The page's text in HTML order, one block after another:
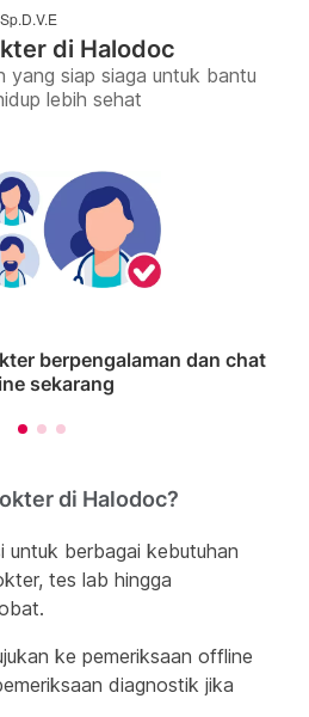
di Halodoc
yang siap siaga untuk bantu
lebih sehat
berpengalaman dan chat
sekarang
di Halodoc?
untuk berbagai kebutuhan
tes lab hingga
ke pemeriksaan offline
diagnostik jika